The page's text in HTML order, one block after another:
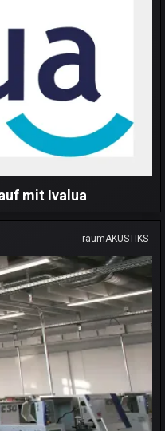
mit Ivalua
raumAKUSTIKS